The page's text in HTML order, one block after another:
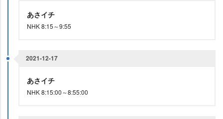
あさイチ
NHK 8:15～9:55
2021-12-17
あさイチ
NHK 8:15:00～8:55:00